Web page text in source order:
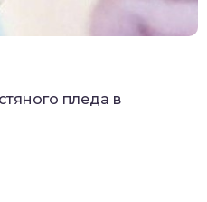
пледа в